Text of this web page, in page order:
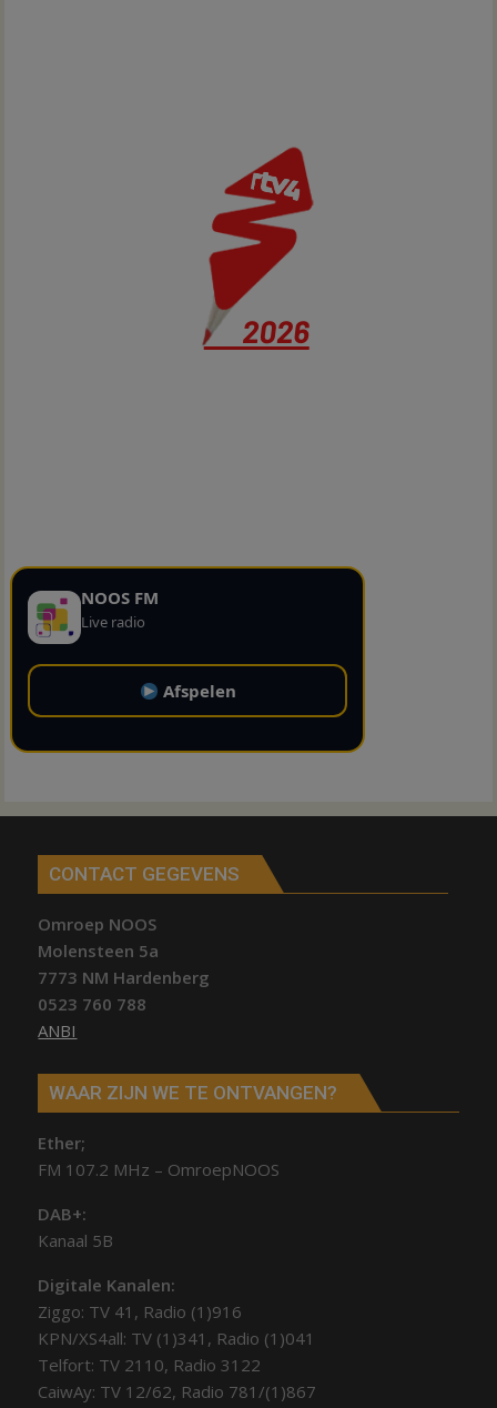
NOOS FM
Live radio
Afspelen
CONTACT GEGEVENS
Omroep NOOS
Molensteen 5a
7773 NM Hardenberg
0523 760 788
ANBI
WAAR ZIJN WE TE ONTVANGEN?
Ether;
FM 107.2 MHz – OmroepNOOS
DAB+:
Kanaal 5B
Digitale Kanalen:
Ziggo: TV 41, Radio (1)916
KPN/XS4all: TV (1)341, Radio (1)041
Telfort: TV 2110, Radio 3122
CaiwAy: TV 12/62, Radio 781/(1)867